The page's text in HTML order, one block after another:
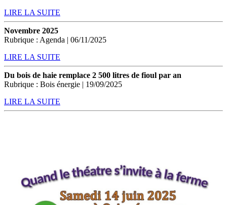
LIRE LA SUITE
Novembre 2025
Rubrique : Agenda | 06/11/2025
LIRE LA SUITE
Du bois de haie remplace 2 500 litres de fioul par an
Rubrique : Bois énergie | 19/09/2025
LIRE LA SUITE